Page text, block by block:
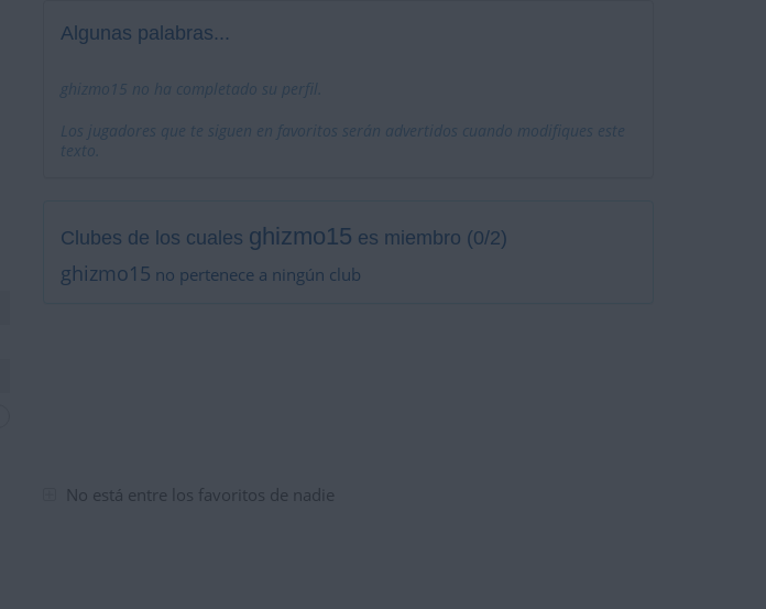
Algunas palabras...
ghizmo15 no ha completado su perfil.
Los jugadores que te siguen en favoritos serán advertidos cuando modifiques este
texto.
Clubes de los cuales ghizmo15 es miembro (0/2)
ghizmo15 no pertenece a ningún club
No está entre los favoritos de nadie